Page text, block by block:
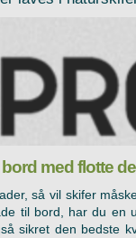
med flotte
så vil skifer
til bord, har du en
sikret den bedste